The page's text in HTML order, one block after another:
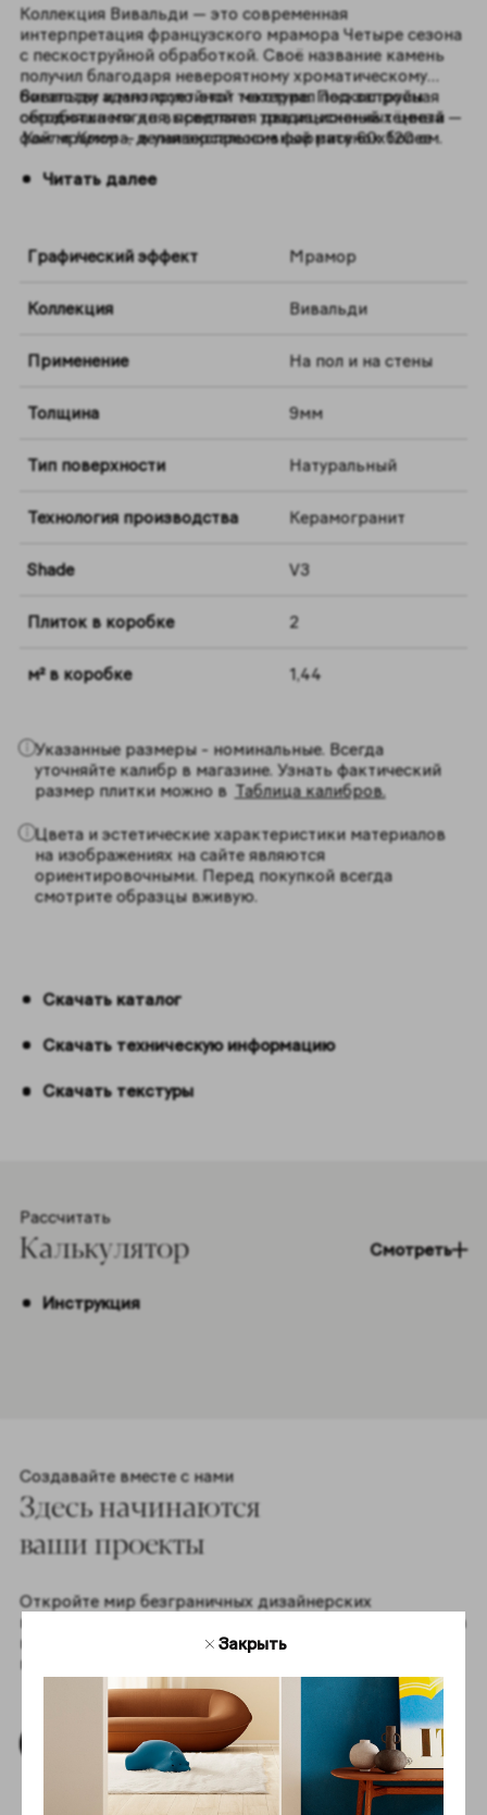
Коллекция Вивальди — это современная
интерпретация французского мрамора Четыре сезона
с пескоструйной обработкой. Своё название камень
получил благодаря невероятному хроматическому
богатству и многослойной текстуре. Пескоструйная
обработка мягко высветляет традиционный тёмный
фон мрамора, делая экспрессивный рисунок более
Вивальди адаптирует этот материал под запросы
сегодняшнего дня, предлагая два изысканных цвета —
УайтиКрим— в универсальном формате 60x120 см.
Читать далее
Графический эффект Мрамор
Коллекция Вивальди
Применение На пол и на стены
Толщина 9мм
Тип поверхности Натуральный
Технология производства Керамогранит
Shade V3
Плиток в коробке 2
м² в коробке 1,44
Указанные размеры - номинальные. Всегда
уточняйте калибр в магазине. Узнать фактический
размер плитки можно в Таблица калибров.
Цвета и эстетические характеристики материалов
на изображениях на сайте являются
ориентировочными. Перед покупкой всегда
смотрите образцы вживую.
Скачать каталог
Скачать техническую информацию
Скачать текстуры
Рассчитать
Калькулятор
Инструкция
Смотреть
Создавайте вместе с нами
Здесь начинаются
ваши проекты
Откройте мир безграничных дизайнерских
возможностей! Скачайте текстуры коллекций Coliseum
в высоком разрешении для создания вдохновляющих
проектов вместе с нами.
Скачать текстуры
Закрыть